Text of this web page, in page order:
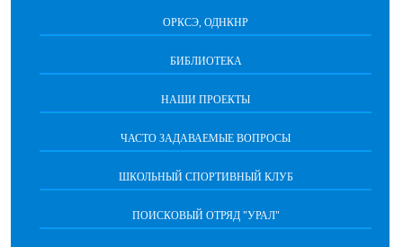
ОРКСЭ, ОДНКНР
БИБЛИОТЕКА
НАШИ ПРОЕКТЫ
ЧАСТО ЗАДАВАЕМЫЕ ВОПРОСЫ
ШКОЛЬНЫЙ СПОРТИВНЫЙ КЛУБ
ПОИСКОВЫЙ ОТРЯД "УРАЛ"